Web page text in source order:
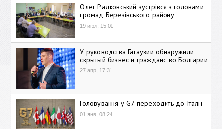
Олег Радковський зустрівся з головами
громад Березівського району
19 июл, 15:01
У руководства Гагаузии обнаружили
скрытый бизнес и гражданство Болгарии
27 апр, 17:31
Головування у G7 переходить до Італії
01 янв, 08:24